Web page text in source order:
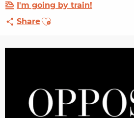
I'm going by train!
ShareAjouter aux favoris